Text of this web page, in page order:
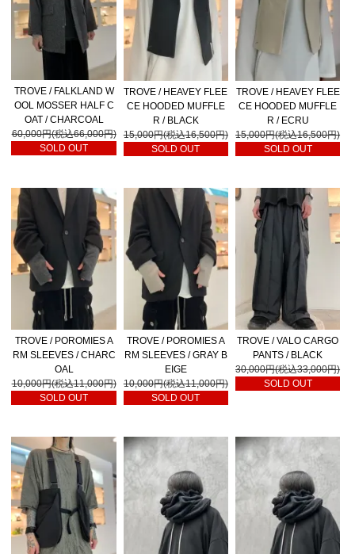
TROVE / FALKLAND W
OOL MOSSER HALF C
OAT / CHARCOAL
60,000円(税込66,000円)
SOLD OUT
TROVE / HEAVEY FLEE
CE HOODED MUFFLE
R / BLACK
15,000円(税込16,500円)
SOLD OUT
TROVE / HEAVEY FLEE
CE HOODED MUFFLE
R / ECRU
15,000円(税込16,500円)
SOLD OUT
TROVE / POROMIES A
RM SLEEVES / CHARC
OAL
10,000円(税込11,000円)
SOLD OUT
TROVE / POROMIES A
RM SLEEVES / GRAY B
EIGE
10,000円(税込11,000円)
SOLD OUT
TROVE / VALO CARGO
PANTS / BLACK
30,000円(税込33,000円)
SOLD OUT